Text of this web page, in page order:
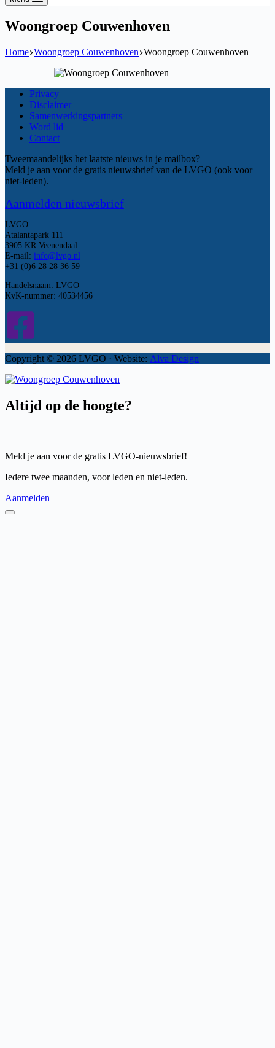
Woongroep Couwenhoven
Home Woongroep Couwenhoven Woongroep Couwenhoven
Privacy
Disclaimer
Samenwerkingspartners
Word lid
Contact
Tweemaandelijks het laatste nieuws in je mailbox?
Meld je aan voor de gratis nieuwsbrief van de LVGO (ook voor
niet-leden).
Aanmelden nieuwsbrief
LVGO
Atalantapark 111
3905 KR Veenendaal
E-mail: info@lvgo.nl
+31 (0)6 28 28 36 59
Handelsnaam: LVGO
KvK-nummer: 40534456
Copyright © 2026 LVGO · Website: Alva Design
Altijd op de hoogte?
Meld je aan voor de gratis LVGO-nieuwsbrief!
Iedere twee maanden, voor leden en niet-leden.
Aanmelden